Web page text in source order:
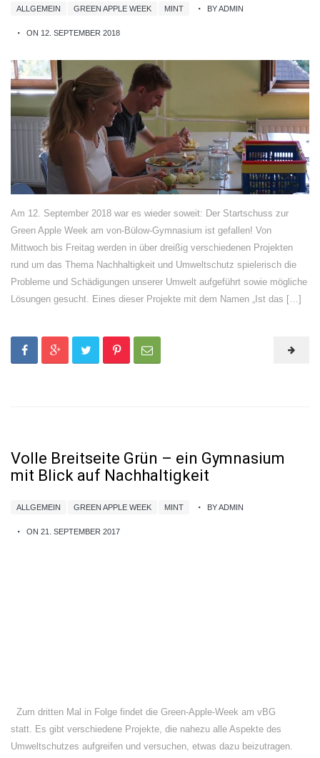
ALLGEMEIN GREEN APPLE WEEK MINT BY ADMIN
ON 12. SEPTEMBER 2018
Am 12. September 2018 war es wieder soweit: Der Startschuss zur
Green Apple Week am von-Bülow-Gymnasium ist gefallen! Von
Mittwoch bis Freitag werden in über dreißig verschiedenen Projekten
rund um das Thema Nachhaltigkeit und Umweltschutz spielerisch die
Probleme und Schädigungen unserer Umwelt aufgeführt sowie mögliche
Lösungen gesucht. Eines dieser Projekte mit dem Namen „Ist das […]
Volle Breitseite Grün – ein Gymnasium
mit Blick auf Nachhaltigkeit
ALLGEMEIN GREEN APPLE WEEK MINT BY ADMIN
ON 21. SEPTEMBER 2017
Zum dritten Mal in Folge findet die Green-Apple-Week am vBG
statt. Es gibt verschiedene Projekte, die nahezu alle Aspekte des
Umweltschutzes aufgreifen und versuchen, etwas dazu beizutragen.